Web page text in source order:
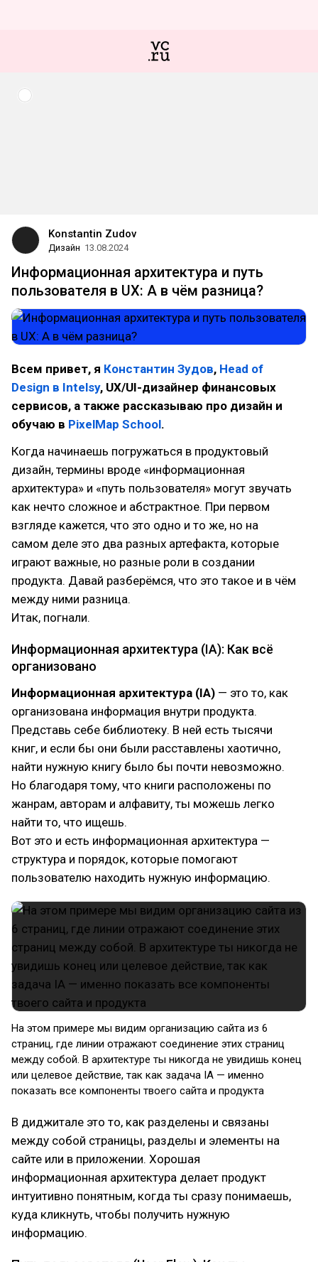
Konstantin Zudov
Дизайн 13.08.2024
Информационная архитектура и путь
пользователя в UX: А в чём разница?
Всем привет, я Константин Зудов, Head of
Design в Intelsy, UX/UI-дизайнер финансовых
сервисов, а также рассказываю про дизайн и
обучаю в PixelMap School.
Когда начинаешь погружаться в продуктовый
дизайн, термины вроде «информационная
архитектура» и «путь пользователя» могут звучать
как нечто сложное и абстрактное. При первом
взгляде кажется, что это одно и то же, но на
самом деле это два разных артефакта, которые
играют важные, но разные роли в создании
продукта. Давай разберёмся, что это такое и в чём
между ними разница.
Итак, погнали.
Информационная архитектура (IA): Как всё
организовано
Информационная архитектура (IA) — это то, как
организована информация внутри продукта.
Представь себе библиотеку. В ней есть тысячи
книг, и если бы они были расставлены хаотично,
найти нужную книгу было бы почти невозможно.
Но благодаря тому, что книги расположены по
жанрам, авторам и алфавиту, ты можешь легко
найти то, что ищешь.
Вот это и есть информационная архитектура —
структура и порядок, которые помогают
пользователю находить нужную информацию.
На этом примере мы видим организацию сайта из 6
страниц, где линии отражают соединение этих страниц
между собой. В архитектуре ты никогда не увидишь конец
или целевое действие, так как задача IA — именно
показать все компоненты твоего сайта и продукта
В диджитале это то, как разделены и связаны
между собой страницы, разделы и элементы на
сайте или в приложении. Хорошая
информационная архитектура делает продукт
интуитивно понятным, когда ты сразу понимаешь,
куда кликнуть, чтобы получить нужную
информацию.